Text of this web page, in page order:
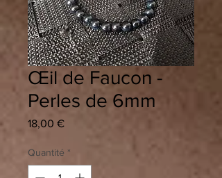
Œil de Faucon -
Perles de 6mm
18,00 €Prix
Quantité *